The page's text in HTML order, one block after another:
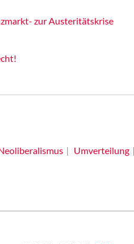
zur Austeritätskrise
Umverteilung